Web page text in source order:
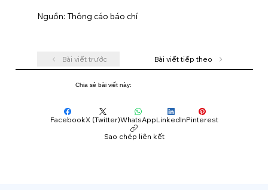
Nguồn: Thông cáo báo chí
Bài viết trước Bài viết tiếp theo
Chia sẻ bài viết này:
FacebookX (Twitter)WhatsAppLinkedInPinterest
Sao chép liên kết